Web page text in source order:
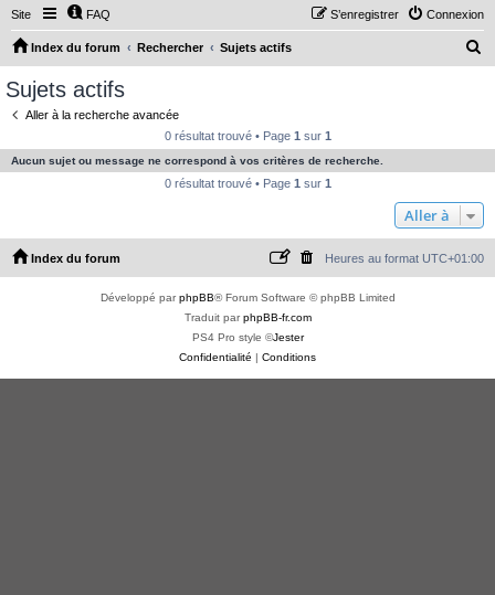
Site FAQ Connexion
S’enregistrer
Index du forum Rechercher Sujets actifs
e
c
e
Sujets actifs
Aller à la recherche avancée
0 résultat trouvé • Page 1 sur 1
Aucun sujet ou message ne correspond à vos critères de recherche.
0 résultat trouvé • Page 1 sur 1
Aller à
Index du forum Heures au format UTC+01:00
Développé parphpBB® Forum Software © phpBB Limited
Traduit parphpBB-fr.com
PS4 Pro style ©Jester
Confidentialité | Conditions